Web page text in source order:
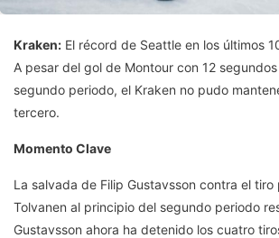
Kraken: El récord de Seattle en los últimos
A pesar del gol de Montour con 12
segundo periodo, el Kraken no pudo
tercero.
Momento Clave
La salvada de Filip Gustavsson contra el tiro
Tolvanen al principio del segundo periodo
Gustavsson ahora ha detenido los cuatro